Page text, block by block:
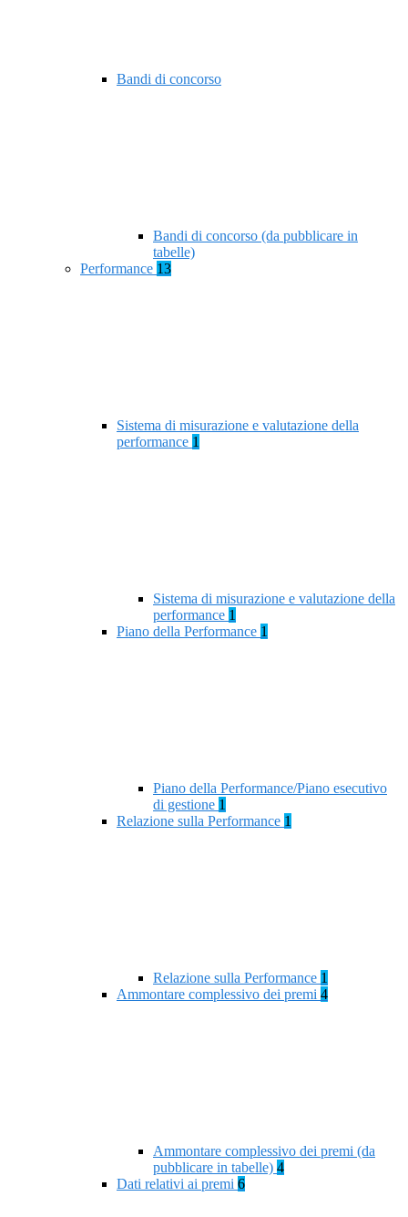
Bandi di concorso
Bandi di concorso (da pubblicare in
tabelle)
Performance 13
Sistema di misurazione e valutazione della
performance 1
Sistema di misurazione e valutazione della
performance 1
Piano della Performance 1
Piano della Performance/Piano esecutivo
di gestione 1
Relazione sulla Performance 1
Relazione sulla Performance 1
Ammontare complessivo dei premi 4
Ammontare complessivo dei premi (da
pubblicare in tabelle) 4
Dati relativi ai premi 6